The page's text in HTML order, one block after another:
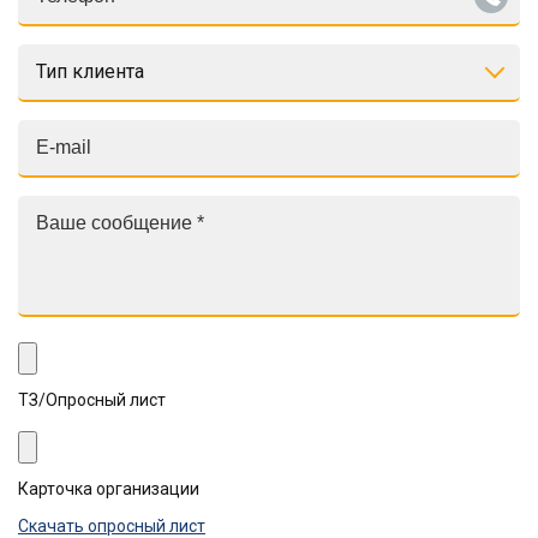
Тип клиента
ТЗ/Опросный лист
Карточка организации
Скачать опросный лист